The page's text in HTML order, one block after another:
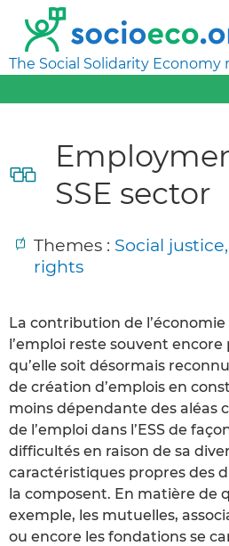
The Social Solidarity Economy
SSE sector
Themes : Social
rights
La contribution de
l’emploi reste souvent
qu’elle soit désormais
de création d’emplois en
moins dépendante des aléas
de l’emploi dans l’ESS de
difficultés en raison de sa
caractéristiques propres des
la composent. En matière de
exemple, les mutuelles,
ou encore les fondations se